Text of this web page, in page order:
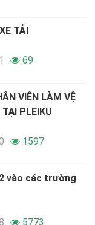
TẢI
69
VIÊN LÀM VỆ
PLEIKU
1597
vào các trường
5773